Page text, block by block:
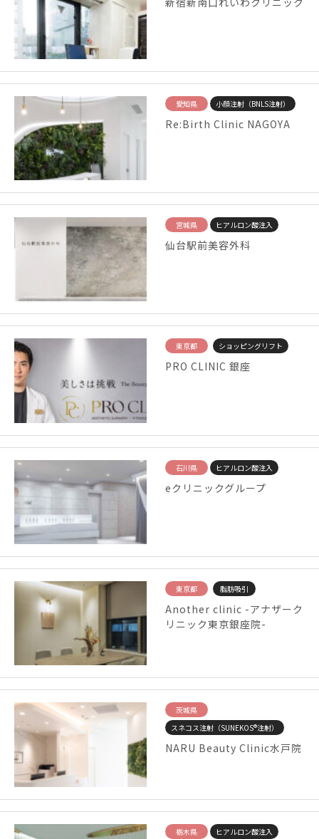
愛知県 小顔注射（BNLS注射）
Re:Birth Clinic NAGOYA
宮城県 ヒアルロン酸注入
仙台駅前美容外科
東京都 ショッピングリフト
PRO CLINIC 銀座
石川県 ヒアルロン酸注入
eクリニックグループ
東京都 脂肪吸引
Another clinic -アナザーク
リニック東京銀座院-
茨城県
スネコス注射（SUNEKOS®注射）
NARU Beauty Clinic水戸院
栃木県 ヒアルロン酸注入